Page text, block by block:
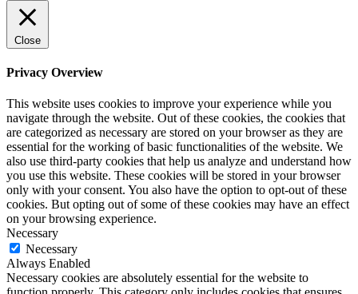
Close
Privacy Overview
This website uses cookies to improve your experience while you
navigate through the website. Out of these cookies, the cookies that
are categorized as necessary are stored on your browser as they are
essential for the working of basic functionalities of the website. We
also use third-party cookies that help us analyze and understand how
you use this website. These cookies will be stored in your browser
only with your consent. You also have the option to opt-out of these
cookies. But opting out of some of these cookies may have an effect
on your browsing experience.
Necessary
Necessary
Always Enabled
Necessary cookies are absolutely essential for the website to